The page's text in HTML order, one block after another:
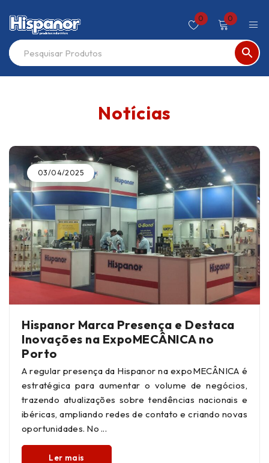
0 0
Notícias
03/04/2025
Hispanor Marca Presença e Destaca
Inovações na ExpoMECÂNICA no
Porto
A regular presença da Hispanor na expoMECÂNICA é
estratégica para aumentar o volume de negócios,
trazendo atualizações sobre tendências nacionais e
ibéricas, ampliando redes de contato e criando novas
oportunidades. No
Ler mais